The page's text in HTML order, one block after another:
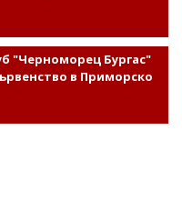
"Черноморец Бургас"
в Приморско